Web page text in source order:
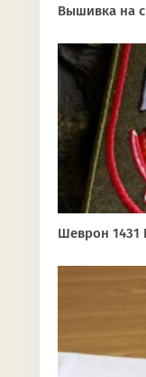
Вышивка на
Шеврон 1431